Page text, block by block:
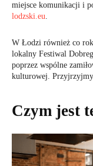
miejsce komunikacji i
lodzski.eu.
W Łodzi również co
lokalny Festiwal
poprzez wspólne
kulturowej.
Czym jest